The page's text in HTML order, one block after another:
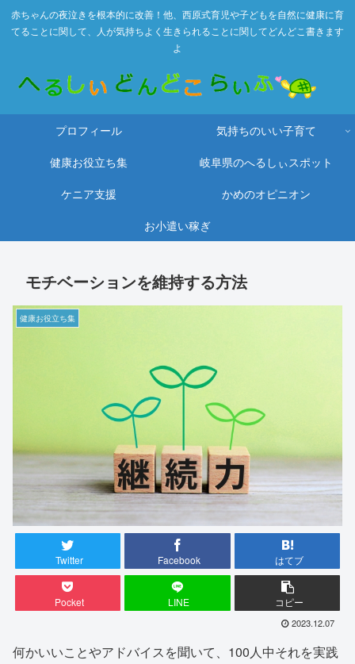
赤ちゃんの夜泣きを根本的に改善！他、西原式育児や子どもを自然に健康に育
てることに関して、人が気持ちよく生きられることに関してどんどこ書きます
よ
プロフィール
気持ちのいい子育て
健康お役立ち集
岐阜県のへるしぃスポット
ケニア支援
かめのオピニオン
お小遣い稼ぎ
モチベーションを維持する方法
健康お役立ち集
Twitter Facebook はてブ
Pocket LINE コピー
2023.12.07
何かいいことやアドバイスを聞いて、100人中それを実践